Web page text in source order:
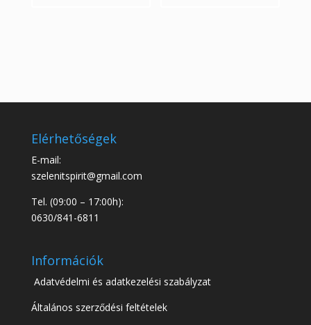
Elérhetőségek
E-mail:
szelenitspirit@gmail.com
Tel. (09:00 – 17:00h):
0630/841-6811
Információk
Adatvédelmi és adatkezelési szabályzat
Általános szerződési feltételek